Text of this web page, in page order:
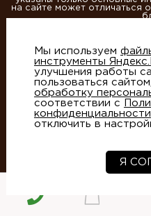
на сайте может отличаться
Этот сайт защищен
конфиденциальности
- студия
Мы используем
инструменты
улучшения работы
пользоваться
обработку
соответствии с
конфиденциальности
отключить в
Я